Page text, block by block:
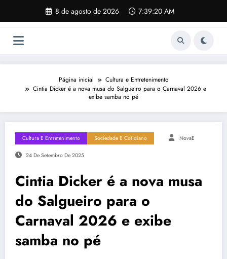
o
8 de agosto de 2026 7:39:21 AM
Página inicial
Cultura e Entretenimento
Cintia Dicker é a nova musa do Salgueiro para o Carnaval 2026 e
exibe samba no pé
Cultura E Entretenimento Sociedade E Cotidiano NovaE
24 De Setembro De 2025
Cintia Dicker é a nova musa
do Salgueiro para o
Carnaval 2026 e exibe
samba no pé